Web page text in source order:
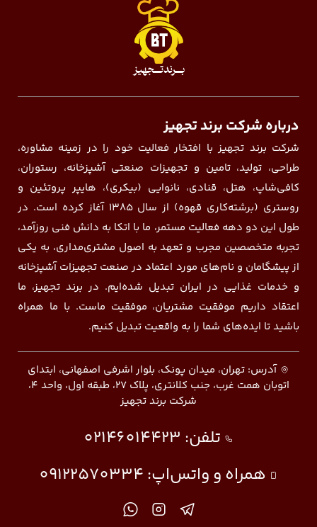
درباره شرکت برند تجهیز
شرکت برند تجهیز با افتخار فعالیت خود را در زمینه مشاوره،
طراحی، تولید، تامین و تجهیزات صنعتی آشپزخانه، رستوران،
کافی‌شاپ، هتل، قنادی، نانوایی (بیکری)، هایپر پروتئین و
روستری (برشته‌کاری قهوه) از سال ۱۳۸۵ آغاز کرده است. در
طول این دو دهه فعالیت مستمر، ما با اتکا به دانش فنی روزآمد،
تجربه متخصصین مجرب و تعهد به اصول مشتری‌مداری، به یکی
از پیشگامان و نام‌های مورد اعتماد در صنعت تجهیزات آشپزخانه
و خدمات غذایی در ایران تبدیل شده‌ایم. در برند تجهیز، ما
اعتقاد داریم موفقیت مشتریان، موفقیت ماست. با ما همراه
باشید تا ایده‌های شما را به واقعیت تبدیل کنیم.
آدرس: تهران، میدان پونک، بلوار اشرفی اصفهانی، ابتدای
اتوبان همت غرب، جنب کلانتری، پلاک ۲۷، طبقه اول، واحد ۴،
شرکت برند تجهیز
تلفن: 02146014423
همراه و واتس‌اپ:09122570334